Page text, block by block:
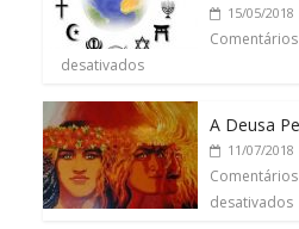
15/05/2018
Comentários
desativados
A Deusa
11/07/2018
Comentários
desativados